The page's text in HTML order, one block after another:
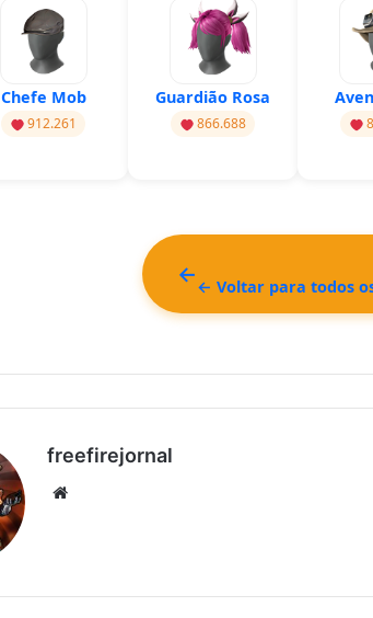
Chefe Mob
912.261
Guardião Rosa
866.688
← Voltar para todos
freefirejornal